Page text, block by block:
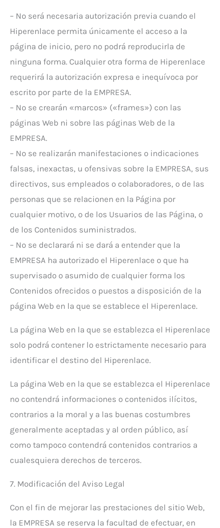
– No será necesaria autorización previa cuando el
Hiperenlace permita únicamente el acceso a la
página de inicio, pero no podrá reproducirla de
ninguna forma. Cualquier otra forma de Hiperenlace
requerirá la autorización expresa e inequívoca por
escrito por parte de la EMPRESA.
– No se crearán «marcos» («frames») con las
páginas Web ni sobre las páginas Web de la
EMPRESA.
– No se realizarán manifestaciones o indicaciones
falsas, inexactas, u ofensivas sobre la EMPRESA, sus
directivos, sus empleados o colaboradores, o de las
personas que se relacionen en la Página por
cualquier motivo, o de los Usuarios de las Página, o
de los Contenidos suministrados.
– No se declarará ni se dará a entender que la
EMPRESA ha autorizado el Hiperenlace o que ha
supervisado o asumido de cualquier forma los
Contenidos ofrecidos o puestos a disposición de la
página Web en la que se establece el Hiperenlace.
La página Web en la que se establezca el Hiperenlace
solo podrá contener lo estrictamente necesario para
identificar el destino del Hiperenlace.
La página Web en la que se establezca el Hiperenlace
no contendrá informaciones o contenidos ilícitos,
contrarios a la moral y a las buenas costumbres
generalmente aceptadas y al orden público, así
como tampoco contendrá contenidos contrarios a
cualesquiera derechos de terceros.
7. Modificación del Aviso Legal
Con el fin de mejorar las prestaciones del sitio Web,
la EMPRESA se reserva la facultad de efectuar, en